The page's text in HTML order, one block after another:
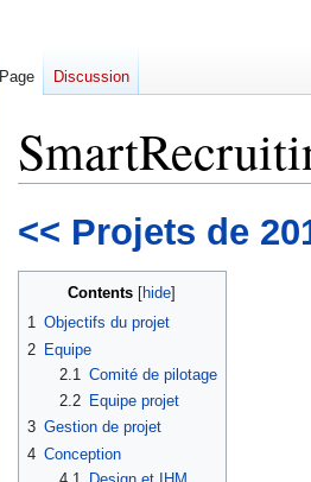
to
navigation
to
search
<< Projets de
Contents
1 Objectifs du projet
2 Equipe
2.1
Comité de pilotage
2.2
Equipe projet
3 Gestion de projet
4 Conception
Page Discussion